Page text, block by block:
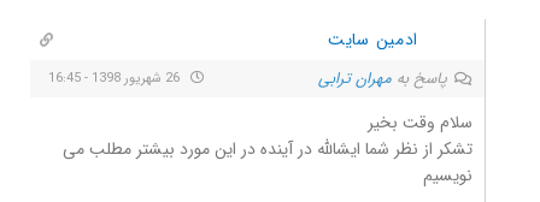
ادمین سایت
پاسخ به مهران ترابی
سلام وقت بخیر
تشکر از نظر شما ایشالله در آینده در این مورد بیشتر مطلب می
نویسیم